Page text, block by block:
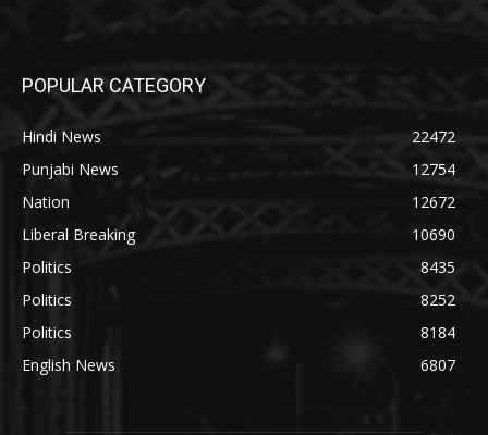
POPULAR CATEGORY
Hindi News
22472
Punjabi News
12754
Nation
12672
Liberal Breaking
10690
Politics
8435
Politics
8252
Politics
8184
English News
6807